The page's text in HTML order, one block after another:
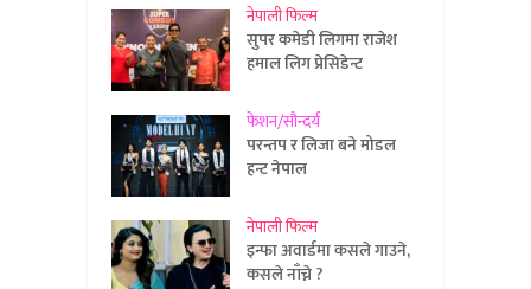
नेपाली फिल्म
सुपर कमेडी लिगमा राजेश
हमाल लिग प्रेसिडेन्ट
फेशन/सौन्दर्य
परन्तप र लिजा बने मोडल
हन्ट नेपाल
नेपाली फिल्म
इन्फा अवार्डमा कसले गाउने,
कसले नाँच्ने ?